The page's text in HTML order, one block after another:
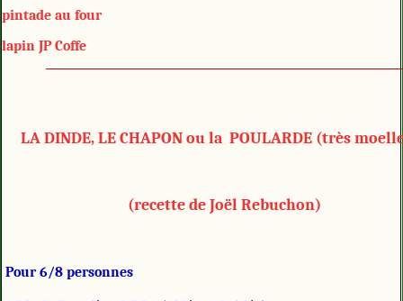
pintade au four
lapin JP Coffe
LA DINDE, LE CHAPON ou la POULARDE (très
(recette de Joël Rebuchon)
Pour 6/8 personnes